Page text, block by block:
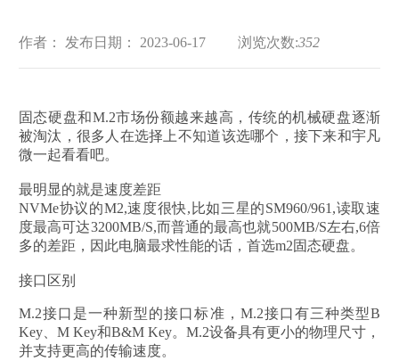
作者： 发布日期： 2023-06-17 浏览次数:352
固态硬盘和M.2市场份额越来越高，传统的机械硬盘逐渐
被淘汰，很多人在选择上不知道该选哪个，接下来和宇凡
微一起看看吧。
最明显的就是速度差距
NVMe协议的M2,速度很快,比如三星的SM960/961,读取速
度最高可达3200MB/S,而普通的最高也就500MB/S左右,6倍
多的差距，因此电脑最求性能的话，首选m2固态硬盘。
接口区别
M.2接口是一种新型的接口标准，M.2接口有三种类型B
Key、M Key和B&M Key。M.2设备具有更小的物理尺寸，
并支持更高的传输速度。